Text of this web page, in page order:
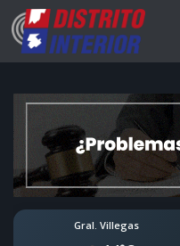
Gral. Villegas